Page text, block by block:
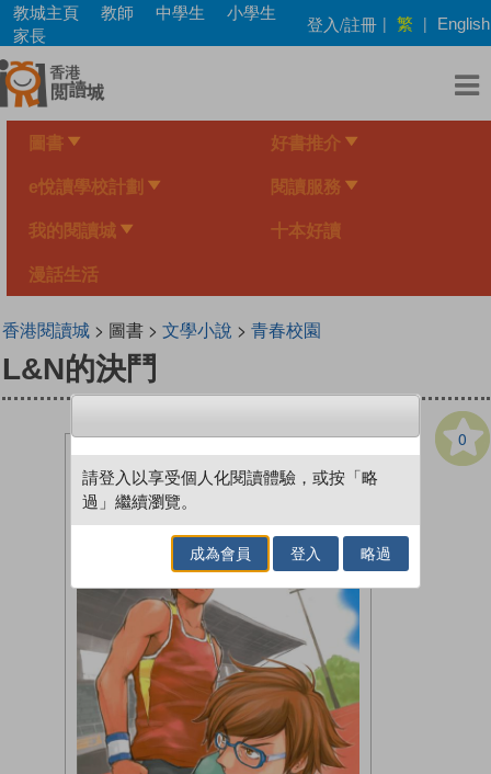
Skip
main
content
教城主頁 教師 中學生
小學生
家長
登入/註冊 | 繁 | English
圖書 好書推介
e悅讀學校計劃 閱讀服務
我的閱讀城 十本好讀
漫話生活
香港閱讀城> 圖書 > 文學小說 > 青春校園
L&N的決鬥
0
請登入以享受個人化閱讀體驗，或按「略
過」繼續瀏覽。
成為會員 登入 略過